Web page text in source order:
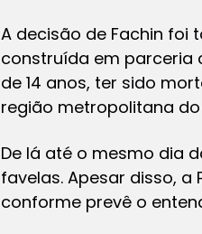
A decisão de Fachin foi
construída em parceria
de 14 anos, ter sido
região metropolitana do
De lá até o mesmo dia
favelas. Apesar disso,
conforme prevê o